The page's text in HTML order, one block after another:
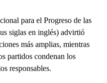
para el Progreso de las
siglas en inglés) advirtió
más amplias, mientras
partidos condenan los
responsables.